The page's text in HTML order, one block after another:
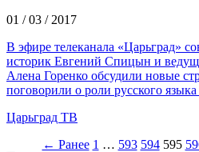
01 / 03 / 2017
В эфире телеканала «Царьград»
историк Евгений Спицын и
Алена Горенко обсудили новые
поговорили о роли русского
Царьград ТВ
← Ранее 1 … 593 594 595